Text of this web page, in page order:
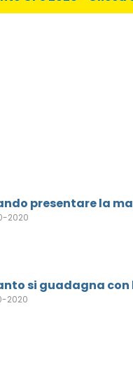
presentare la
2020
si guadagna con
2020